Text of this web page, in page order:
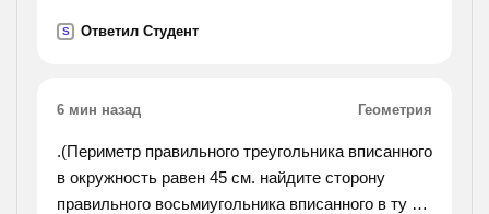
S Ответил Студент
6 мин назад Геометрия
.(Периметр правильного треугольника вписанного
в окружность равен 45 см. найдите сторону
правильного восьмиугольника вписанного в ту же